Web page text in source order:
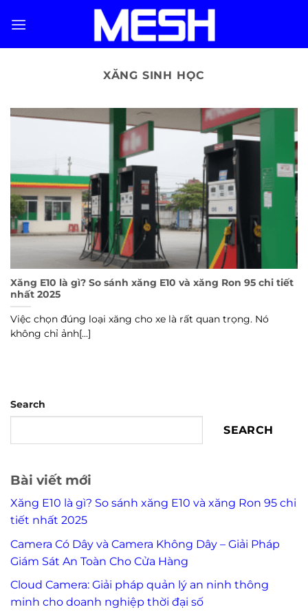
XĂNG SINH HỌC
Xăng E10 là gì? So sánh xăng E10 và xăng Ron 95 chi tiết
nhất 2025
Việc chọn đúng loại xăng cho xe là rất quan trọng. Nó
không chỉ ảnh[...]
Search
SEARCH
Bài viết mới
Xăng E10 là gì? So sánh xăng E10 và xăng Ron 95 chi
tiết nhất 2025
Camera Có Dây và Camera Không Dây – Giải Pháp
Giám Sát An Toàn Cho Cửa Hàng
Cloud Camera: Giải pháp quản lý an ninh thông
minh cho doanh nghiệp thời đại số